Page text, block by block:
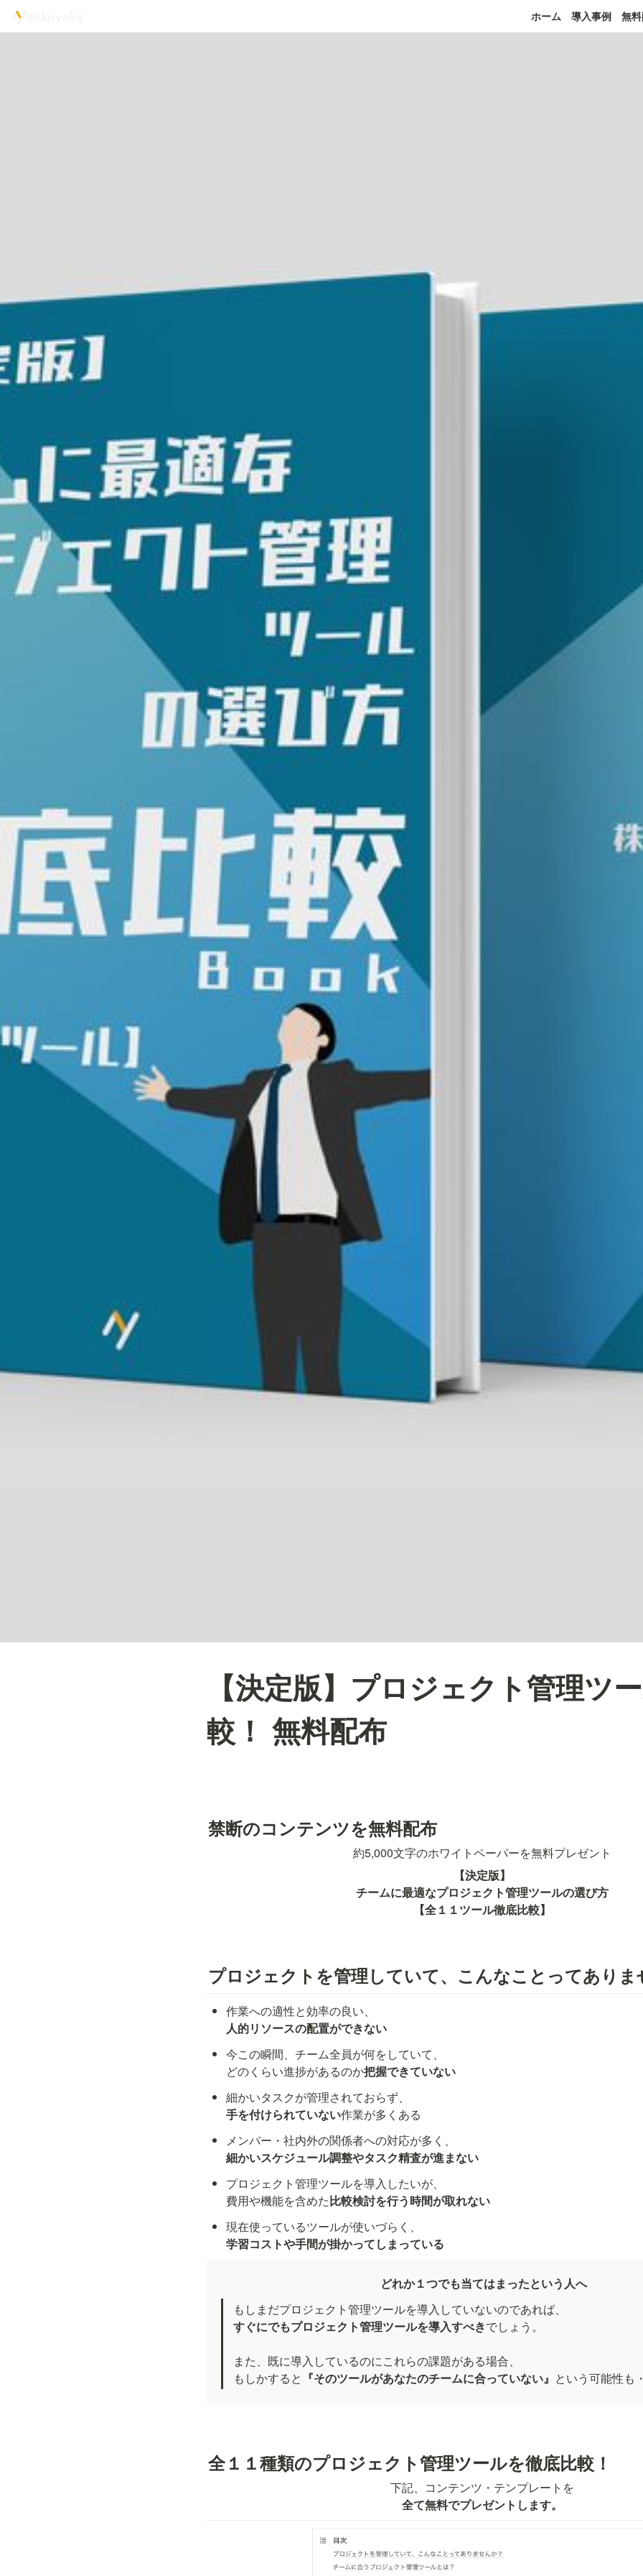
ホーム 導入事例 無
【決定版】プロジェクト管理ツ
較！ 無料配布
禁断のコンテンツを無料配布
約5,000文字のホワイトペーパーを無料プレゼント
【決定版】
チームに最適なプロジェクト管理ツールの選び方
【全１１ツール徹底比較】
プロジェクトを管理していて、こんなことってありま
人的リソースの配置ができない
今この瞬間、チーム全員が何をしていて、
どのくらい進捗があるのか把握できていない
手を付けられていない作業が多くある
細かいスケジュール調整やタスク精査が進まない
プロジェクト管理ツールを導入したいが、
費用や機能を含めた比較検討を行う時間が取れない
学習コストや手間が掛かってしまっている
どれか１つでも当てはまったという人へ
すぐにでもプロジェクト管理ツールを導入すべきでしょう。
また、既に導入しているのにこれらの課題がある場合、
もしかすると 『そのツールがあなたのチームに合っていない』 という可能性も
全１１種類のプロジェクト管理ツールを徹底比較！
全て無料でプレゼントします。